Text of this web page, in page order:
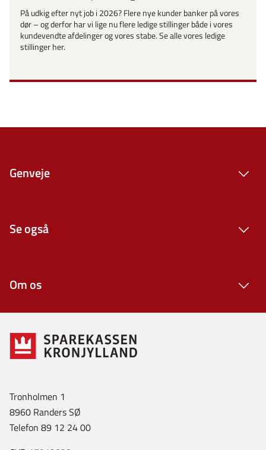
På udkig efter nyt job i 2026? Flere nye kunder banker på vores
dør – og derfor har vi lige nu flere ledige stillinger både i vores
kundevendte afdelinger og vores stabe. Se alle vores ledige
stillinger her.
Genveje
Se også
Om os
Tronholmen 1
8960 Randers SØ
Telefon 89 12 24 00